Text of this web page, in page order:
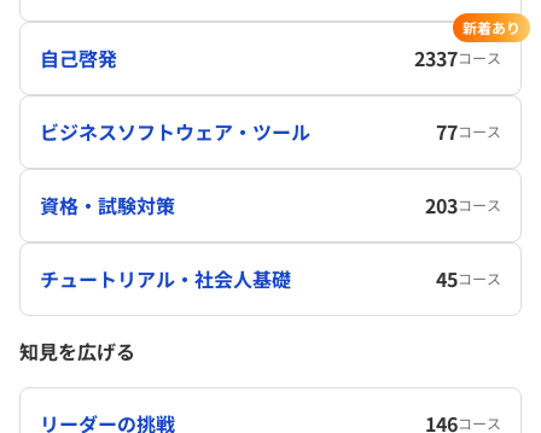
自己啓発 2337コース
新着あり
ビジネスソフトウェア・ツール 77コース
資格・試験対策 203コース
チュートリアル・社会人基礎 45コース
知見を広げる
リーダーの挑戦 146コース